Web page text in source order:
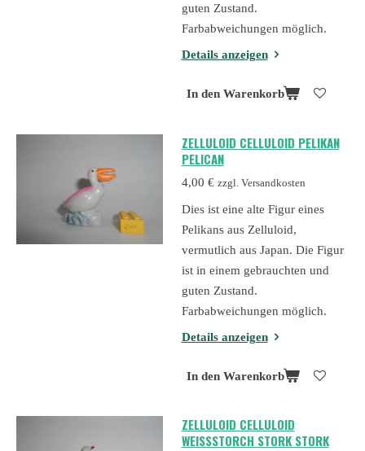
guten Zustand.
Farbabweichungen möglich.
Details anzeigen
In den Warenkorb
ZELLULOID CELLULOID PELIKAN
PELICAN
4,00 € zzgl. Versandkosten
Dies ist eine alte Figur eines
Pelikans aus Zelluloid,
vermutlich aus Japan. Die Figur
ist in einem gebrauchten und
guten Zustand.
Farbabweichungen möglich.
Details anzeigen
In den Warenkorb
ZELLULOID CELLULOID
WEISSSTORCH STORK STORK